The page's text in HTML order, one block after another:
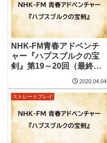
NHK-FM青春アドベンチ
ャー『ハプスブルクの宝
剣』第19～20回（最終
2020.04.04
ストレートプレイ